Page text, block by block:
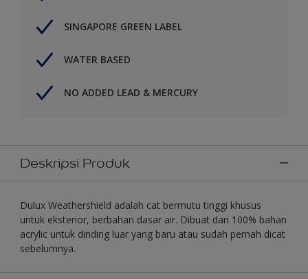
SINGAPORE GREEN LABEL
WATER BASED
NO ADDED LEAD & MERCURY
Deskripsi Produk
Dulux Weathershield adalah cat bermutu tinggi khusus
untuk eksterior, berbahan dasar air. Dibuat dari 100% bahan
acrylic untuk dinding luar yang baru atau sudah pernah dicat
sebelumnya.